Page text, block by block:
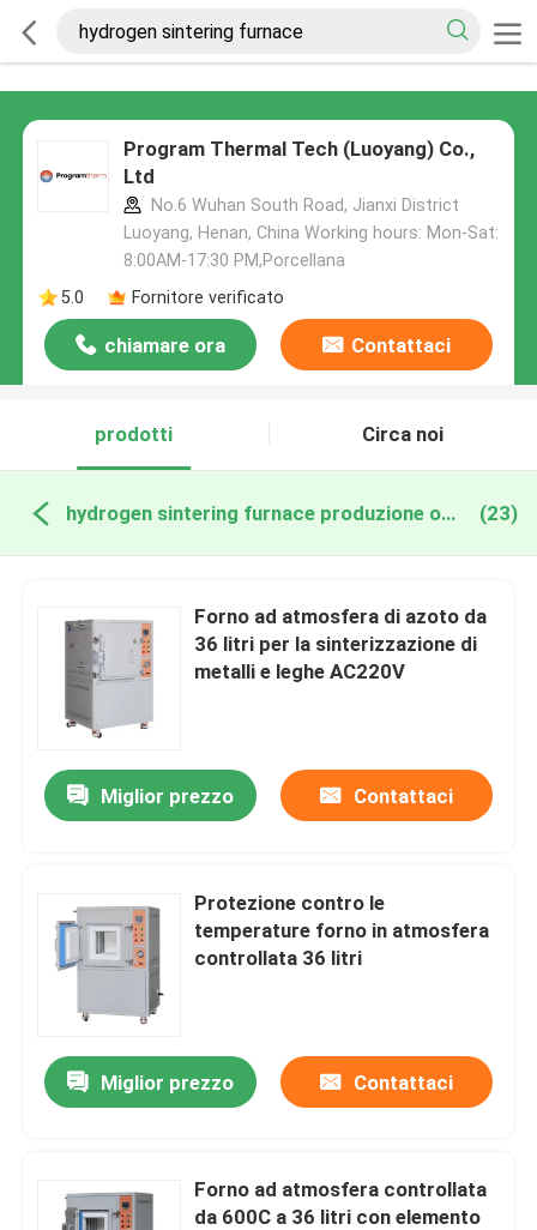
Program Thermal Tech (Luoyang) Co.,
Ltd
No.6 Wuhan South Road, Jianxi District
Luoyang, Henan, China Working hours: Mon-Sat:
8:00AM-17:30 PM,Porcellana
5.0
Fornitore verificato
chiamare ora Contattaci
prodotti Circa noi
hydrogen sintering furnace produzione online (23)
Forno ad atmosfera di azoto da
36 litri per la sinterizzazione di
metalli e leghe AC220V
Miglior prezzo Contattaci
Protezione contro le
temperature forno in atmosfera
controllata 36 litri
Miglior prezzo Contattaci
Forno ad atmosfera controllata
da 600C a 36 litri con elemento